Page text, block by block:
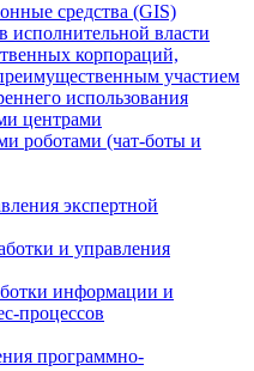
средства (GIS)
власти
корпораций,
участием
использования
центрами
роботами (чат-боты и
экспертной
и управления
информации и
процессов
программно-